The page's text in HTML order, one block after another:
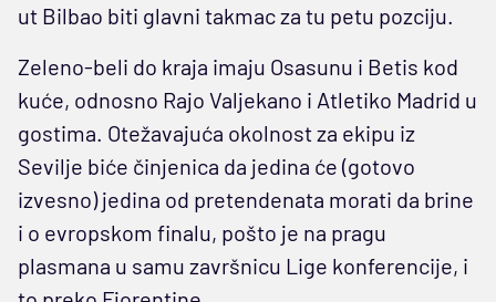
ut Bilbao biti glavni takmac za tu petu pozciju.
Zeleno-beli do kraja imaju Osasunu i Betis kod
kuće, odnosno Rajo Valjekano i Atletiko Madrid u
gostima. Otežavajuća okolnost za ekipu iz
Sevilje biće činjenica da jedina će (gotovo
izvesno) jedina od pretendenata morati da brine
i o evropskom finalu, pošto je na pragu
plasmana u samu završnicu Lige konferencije, i